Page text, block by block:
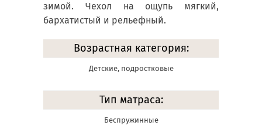
зимой. Чехол на ощупь мягкий,
бархатистый и рельефный.
Возрастная категория:
Детские, подростковые
Тип матраса:
Беспружинные